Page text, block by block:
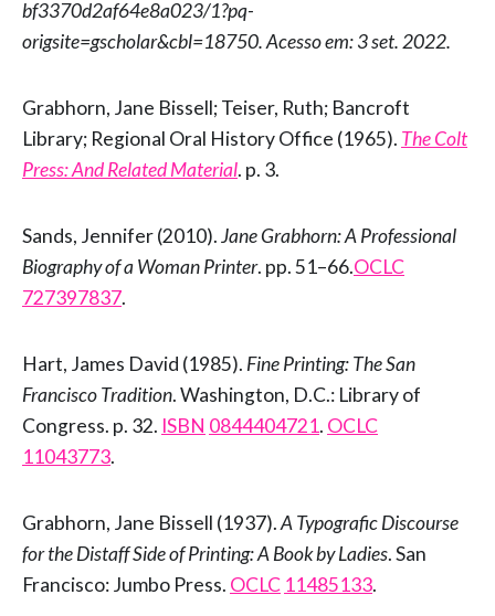
bf3370d2af64e8a023/1?pq-
origsite=gscholar&cbl=18750. Acesso em: 3 set. 2022.
Grabhorn, Jane Bissell; Teiser, Ruth; Bancroft
Library; Regional Oral History Office (1965). The Colt
Press: And Related Material. p. 3.
Sands, Jennifer (2010).Jane Grabhorn: A Professional
Biography of a Woman Printer. pp. 51–66.OCLC
727397837.
Hart, James David (1985). Fine Printing: The San
Francisco Tradition. Washington, D.C.: Library of
Congress. p. 32. ISBN 0844404721. OCLC
11043773.
Grabhorn, Jane Bissell (1937).A Typografic Discourse
for the Distaff Side of Printing: A Book by Ladies. San
Francisco: Jumbo Press. OCLC 11485133.